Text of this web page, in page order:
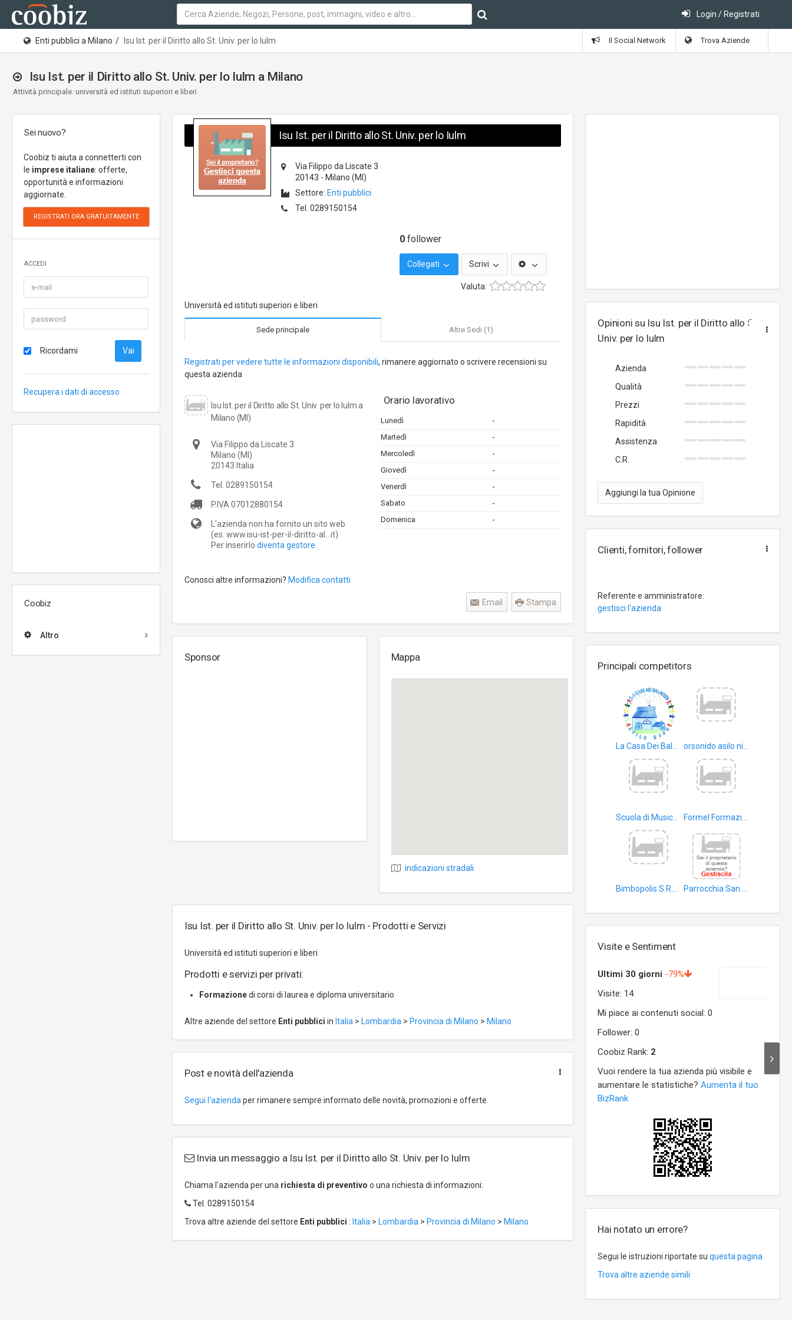
Login / Registrati
Enti pubblici a Milano Isu Ist. per il Diritto allo St. Univ. per lo Iulm Il Social Network Trova Aziende
Isu Ist. per il Diritto allo St. Univ. per lo Iulm a Milano
Attività principale: università ed istituti superiori e liberi
Sei nuovo?
Coobiz ti aiuta a connetterti con
le imprese italiane: offerte,
opportunità e informazioni
aggiornate.
ACCEDI
Ricordami
Recupera i dati di accesso
Coobiz
Altro
Isu Ist. per il Diritto allo St. Univ. per lo Iulm
Via Filippo da Liscate 3
20143 - Milano (MI)
Settore: Enti pubblici
Tel. 0289150154
0 follower
Collegati Scrivi
Valuta:
Università ed istituti superiori e liberi
Sede principale Altre Sedi (1)
Registrati per vedere tutte le informazioni disponibili, rimanere aggiornato o scrivere recensioni su
questa azienda
Isu Ist. per il Diritto allo St. Univ. per lo Iulm a
Milano (MI)
Via Filippo da Liscate 3
Milano (MI)
20143 Italia
Tel. 0289150154
P.IVA 07012880154
L'azienda non ha fornito un sito web
(es. www.isu-ist-per-il-diritto-al...it)
Per inserirlo diventa gestore
Orario lavorativo
Lunedì -
Martedì -
Mercoledì -
Giovedì -
Venerdì -
Sabato -
Domenica -
Conosci altre informazioni? Modifica contatti
Stampa
Email
Sponsor Mappa
indicazioni stradali
Isu Ist. per il Diritto allo St. Univ. per lo Iulm - Prodotti e Servizi
Università ed istituti superiori e liberi
Prodotti e servizi per privati:
Formazionedi corsi di laurea e diploma universitario
Altre aziende del settore Enti pubblici in Italia > Lombardia > Provincia di Milano > Milano
Post e novità dell'azienda
Segui l'azienda per rimanere sempre informato delle novità, promozioni e offerte.
Invia un messaggio a Isu Ist. per il Diritto allo St. Univ. per lo Iulm
Chiama l'azienda per una richiesta di preventivo o una richiesta di informazioni:
Tel. 0289150154
Trova altre aziende del settore Enti pubblici : Italia > Lombardia > Provincia di Milano > Milano
Opinioni su Isu Ist. per il Diritto allo St.
Univ. per lo Iulm
Azienda
Qualità
Prezzi
Rapidità
Assistenza
C.R.
Aggiungi la tua Opinione
Clienti, fornitori, follower
Referente e amministratore:
gestisci l'azienda
Principali competitors
giardini d’infanzia
asili nido
Visite e Sentiment
Hai notato un errore?
Segui le istruzioni riportate suquesta pagina
Trova altre aziende simili